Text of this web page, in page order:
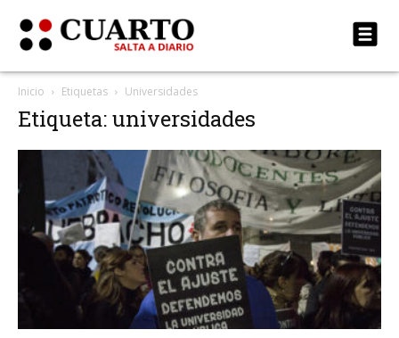
Inicio Etiquetas Universidades
Etiqueta: universidades